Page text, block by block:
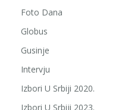
Foto Dana
Globus
Gusinje
Intervju
Izbori U Srbiji 2020.
Izbori U Srbiji 2023.